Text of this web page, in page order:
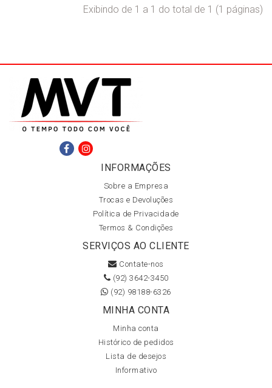
Exibindo de 1 a 1 do total de 1 (1 páginas)
INFORMAÇÕES
Sobre a Empresa
Trocas e Devoluções
Política de Privacidade
Termos & Condições
SERVIÇOS AO CLIENTE
Contate-nos
(92) 3642-3450
(92) 98188-6326
MINHA CONTA
Minha conta
Histórico de pedidos
Lista de desejos
Informativo